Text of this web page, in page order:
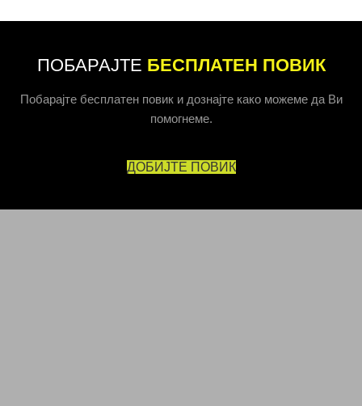
ПОБАРАЈТЕ БЕСПЛАТЕН ПОВИК
Побарајте бесплатен повик и дознајте како можеме да Ви
помогнеме.
ДОБИЈТЕ ПОВИК